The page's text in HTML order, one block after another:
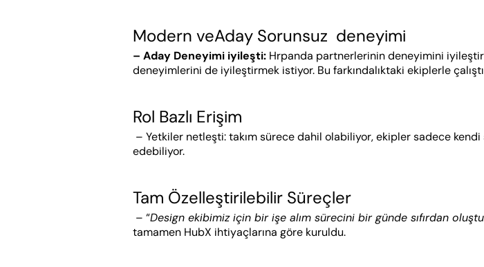
Modern veAday Sorunsuz  deneyimi
– Aday Deneyimi iyileşti: Hrpanda partnerlerinin deneyimini
deneyimlerini de iyileştirmek istiyor. Bu farkındalıktaki ekiplerle
Rol Bazlı Erişim
edebiliyor.
Tam Özelleştirilebilir Süreçler
– “Design ekibimiz için bir işe alım sürecini bir günde sıfırdan
tamamen HubX ihtiyaçlarına göre kuruldu.